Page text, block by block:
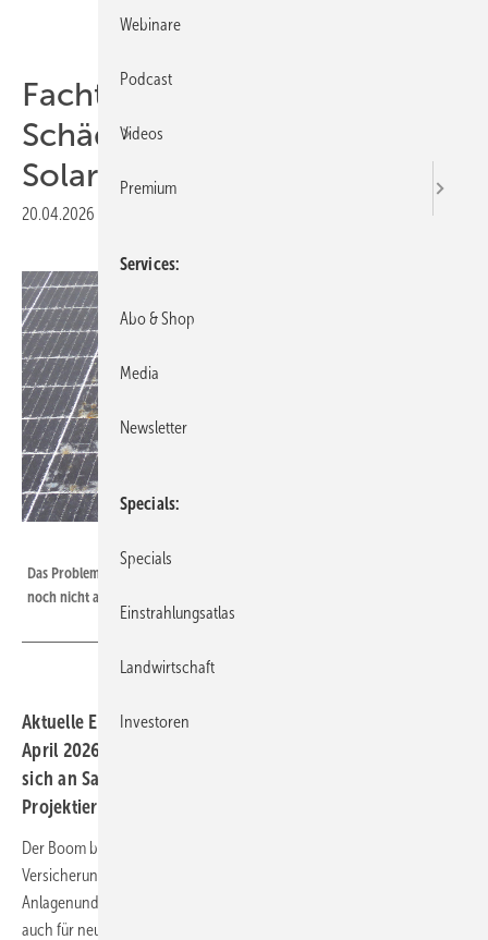
Fachtagung des VdS zu
Schäden und Problemen an
Solaranlagen
20.04.2026
Das Problem der versprödenden Folien auf der Rückseite der Module ist
noch nicht ausgestanden.
Aktuelle Erkenntnisse der Versicherer werden am 21.
April 2026 in Köln präsentiert. Die Veranstaltung richtet
sich an Sachverständige, Versicherer, Ingenieure und
Projektierer. Sie wird zudem im Livestream übertragen.
Der Boom bei Photovoltaikanlagen hält an. Die
Versicherungswirtschaft bewertet laufend die Risiken durch
Anlagenund beobachtet die Entwicklung der Schadenzahlen. Dies gilt
auch für neue technische Entwicklungen zur Beherrschung dieser
Webinare
Podcast
Videos
Premium
Services
Abo & Shop
Media
Newsletter
Specials
Specials
Einstrahlungsatlas
Landwirtschaft
Investoren